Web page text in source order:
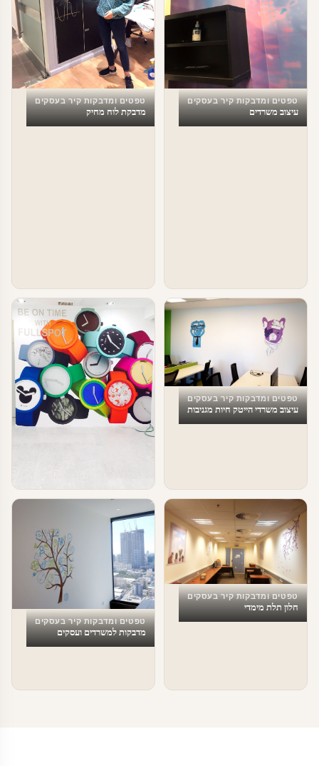
טפטים ומדבקות קיר בעסקים
עיצוב משרדים
טפטים ומדבקות קיר בעסקים
מדבקת לוח מחיק
טפטים ומדבקות קיר בעסקים
עיצוב משרדי הייטק חיות מגניבות
טפטים ומדבקות קיר בעסקים
טפטים לעסקים
טפטים ומדבקות קיר בעסקים
חלון תלת מימדי
טפטים ומדבקות קיר בעסקים
מדבקות למשרדים ועסקים